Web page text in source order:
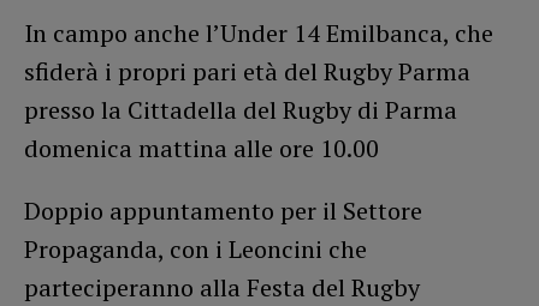
In campo anche l’Under 14 Emilbanca, che
sfiderà i propri pari età del Rugby Parma
presso la Cittadella del Rugby di Parma
domenica mattina alle ore 10.00
Doppio appuntamento per il Settore
Propaganda, con i Leoncini che
parteciperanno alla Festa del Rugby